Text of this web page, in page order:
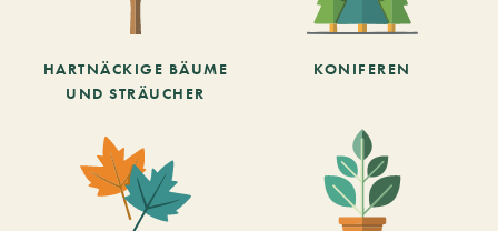
HARTNÄCKIGE BÄUME
UND STRÄUCHER
KONIFEREN